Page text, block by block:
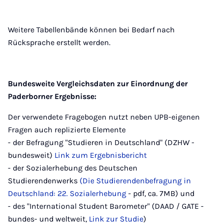
Weitere Tabellenbände können bei Bedarf nach
Rücksprache erstellt werden.
Bundesweite Vergleichsdaten zur Einordnung der
Paderborner Ergebnisse:
Der verwendete Fragebogen nutzt neben UPB-eigenen
Fragen auch replizierte Elemente
- der Befragung "Studieren in Deutschland" (DZHW -
bundesweit) Link zum Ergebnisbericht
- der Sozialerhebung des Deutschen
Studierendenwerks (Die Studierendenbefragung in
Deutschland: 22. Sozialerhebung - pdf, ca. 7MB) und
- des "International Student Barometer" (DAAD / GATE -
bundes- und weltweit, Link zur Studie)